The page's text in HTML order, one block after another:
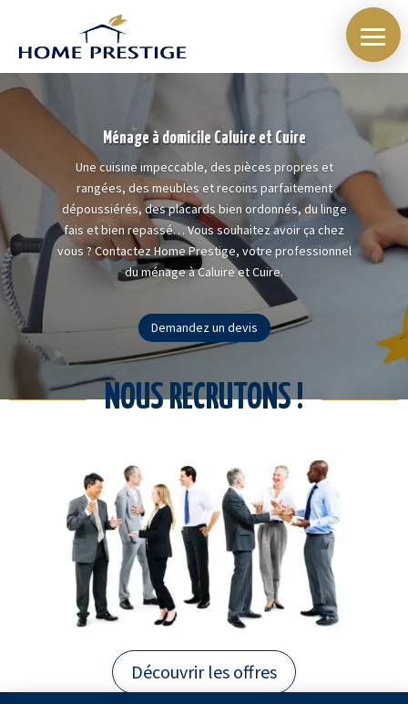
Ménage à domicile Caluire et Cuire
Une cuisine impeccable, des pièces propres et
rangées, des meubles et recoins parfaitement
dépoussiérés, des placards bien ordonnés, du linge
fais et bien repassé… Vous souhaitez avoir ça chez
vous ? Contactez Home Prestige, votre professionnel
du ménage à Caluire et Cuire.
Demandez un devis
NOUS RECRUTONS !
Découvrir les offres